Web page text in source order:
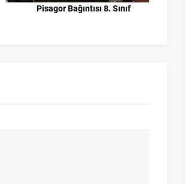
Pisagor Bağıntısı 8. Sınıf